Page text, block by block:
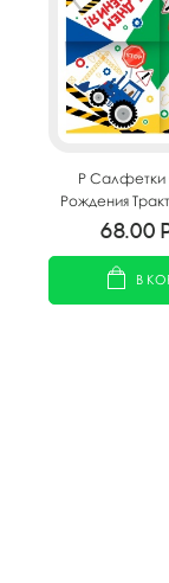
P
Рождения
33см
68.00
В